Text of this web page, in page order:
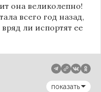
она великолепно!
всего год назад,
ли испортят ее
показать